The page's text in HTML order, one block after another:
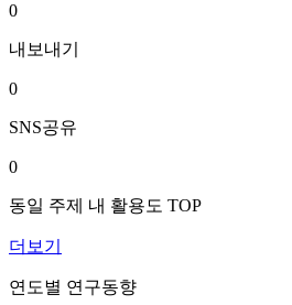
0
내보내기
0
SNS공유
0
동일 주제 내 활용도 TOP
더보기
연도별 연구동향